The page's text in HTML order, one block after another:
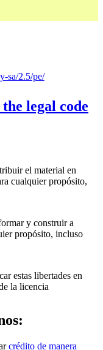
sa/2.5/pe/
the legal code
el material en
cualquier propósito,
y construir a
propósito, incluso
estas libertades en
la licencia
crédito de manera